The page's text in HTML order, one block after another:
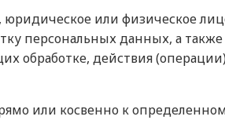
или физическое
персональных данных, а
обработке, действия
или косвенно к